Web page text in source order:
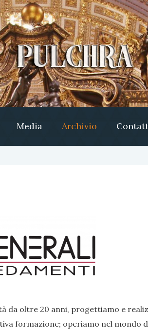
Media Archivio
da oltre 20 anni, progettiamo e
formazione; operiamo nel mondo